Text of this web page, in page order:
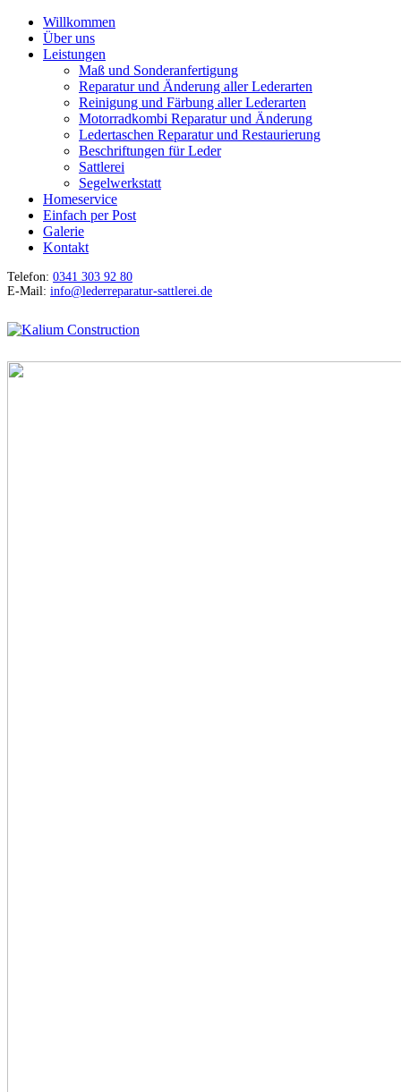
Willkommen
Über uns
Leistungen
Maß und Sonderanfertigung
Reparatur und Änderung aller Lederarten
Reinigung und Färbung aller Lederarten
Motorradkombi Reparatur und Änderung
Ledertaschen Reparatur und Restaurierung
Beschriftungen für Leder
Sattlerei
Segelwerkstatt
Homeservice
Einfach per Post
Galerie
Kontakt
Telefon: 0341 303 92 80
E-Mail: info@lederreparatur-sattlerei.de